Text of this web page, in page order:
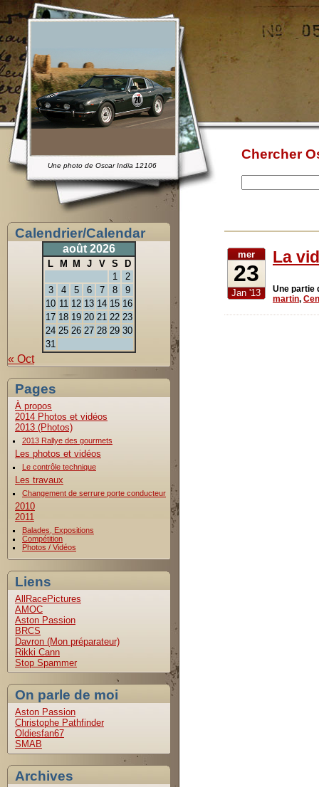
Une photo de Oscar India 12106
Chercher
Calendrier/Calendar
août 2026
L M M J V S
D
1
2
3
4 5 6 7 8
9
10 11 12 13 14 15 16
17 18 19 20 21 22 23
24 25 26 27 28 29 30
31
« Oct
Pages
À propos
2014 Photos et vidéos
2013 (Photos)
2013 Rallye des gourmets
Les photos et vidéos
Le contrôle technique
Les travaux
Changement de serrure porte conducteur
2010
2011
Balades, Expositions
Compétition
Photos / Vidéos
Liens
AllRacePictures
AMOC
Aston Passion
BRCS
Davron (Mon préparateur)
Rikki Cann
Stop Spammer
On parle de moi
Aston Passion
Christophe Pathfinder
Oldiesfan67
SMAB
Archives
mer
23
Jan '13
La
Une partie
martin,